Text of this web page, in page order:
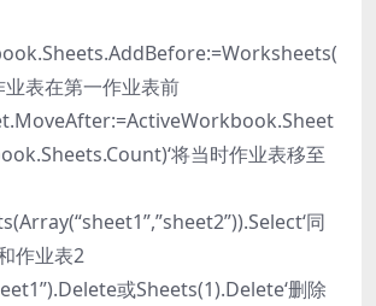
业表在第一作业表前
将当时作业表移至
同
作业表2
或Sheets(1).Delete‘删除